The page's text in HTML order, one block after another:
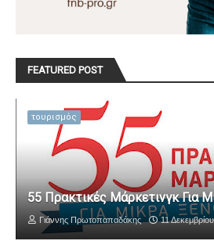
FEATURED POST
τουρισμός
55 Πρακτικές Μάρκετινγκ Για
Γιάννης Πρωτοπαπαδάκης 11 Δεκεμβρίου